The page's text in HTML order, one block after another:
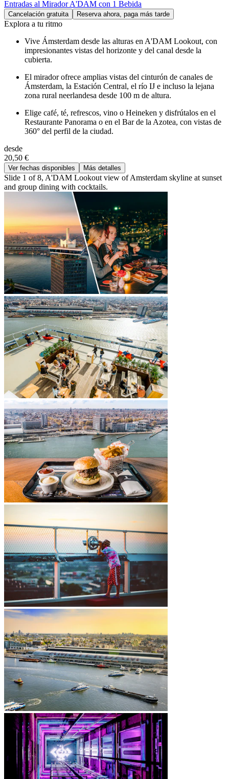
Entradas al Mirador A'DAM con 1 Bebida
Cancelación gratuita Reserva ahora, paga más tarde
Explora a tu ritmo
Vive Ámsterdam desde las alturas en A'DAM Lookout, con
impresionantes vistas del horizonte y del canal desde la
cubierta.
El mirador ofrece amplias vistas del cinturón de canales de
Ámsterdam, la Estación Central, el río IJ e incluso la lejana
zona rural neerlandesa desde 100 m de altura.
Elige café, té, refrescos, vino o Heineken y disfrútalos en el
Restaurante Panorama o en el Bar de la Azotea, con vistas de
360° del perfil de la ciudad.
desde
20,50 €
Ver fechas disponibles Más detalles
Slide 1 of 8, A'DAM Lookout view of Amsterdam skyline at sunset
and group dining with cocktails.